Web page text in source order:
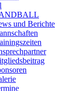
und Berichte